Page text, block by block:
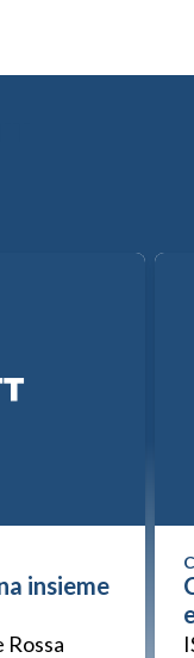
insieme
Rossa